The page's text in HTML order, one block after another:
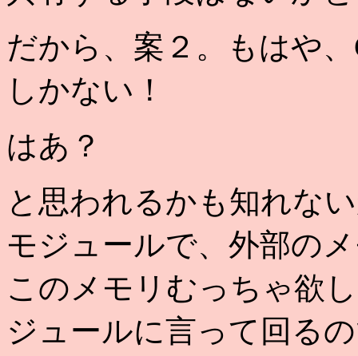
だから、案２。もはや
しかない！
はあ？
と思われるかも知れな
モジュールで、外部の
このメモリむっちゃ欲
ジュールに言って回る